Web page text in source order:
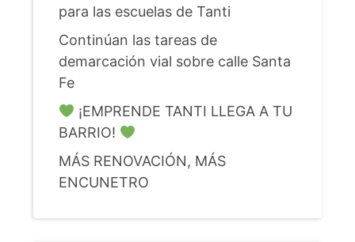
para las escuelas de Tanti
Continúan las tareas de
demarcación vial sobre calle Santa
Fe
¡EMPRENDE TANTI LLEGA A TU
BARRIO!
MÁS RENOVACIÓN, MÁS
ENCUNETRO